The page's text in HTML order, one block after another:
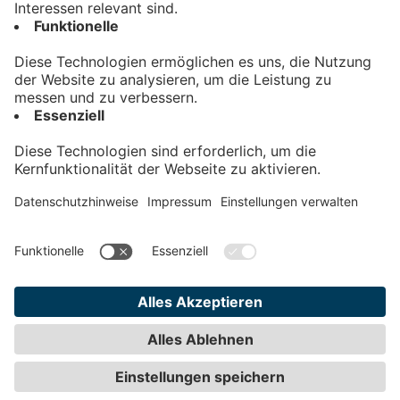
Kontakt
Impressum
Teilnahmebedingungen
Privatsphäre